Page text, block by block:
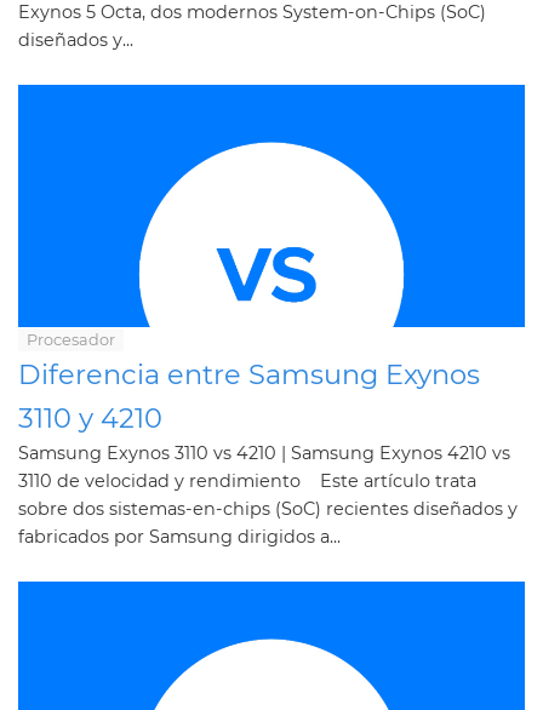
Exynos 5 Octa, dos modernos System-on-Chips (SoC)
diseñados y...
Procesador
Diferencia entre Samsung Exynos
3110 y 4210
Samsung Exynos 3110 vs 4210 | Samsung Exynos 4210 vs
3110 de velocidad y rendimiento Este artículo trata
sobre dos sistemas-en-chips (SoC) recientes diseñados y
fabricados por Samsung dirigidos a...